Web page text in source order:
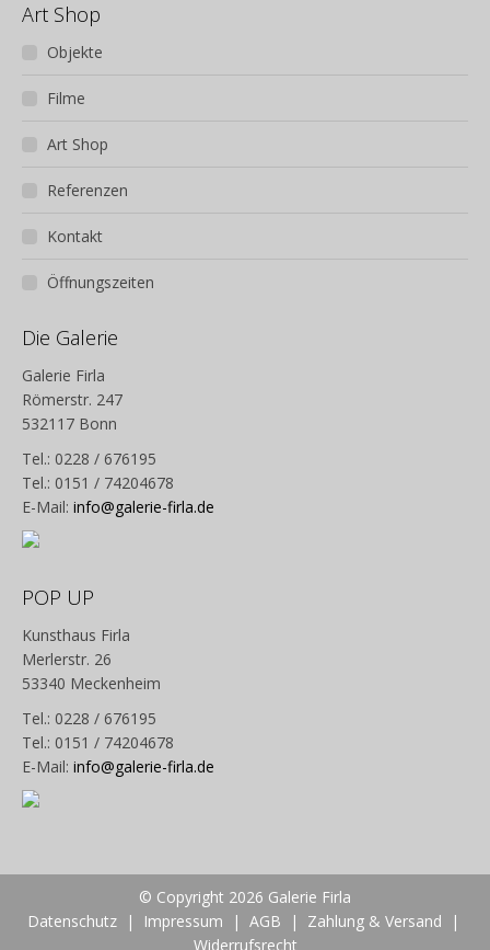
Art Shop
Objekte
Filme
Art Shop
Referenzen
Kontakt
Öffnungszeiten
Die Galerie
Galerie Firla
Römerstr. 247
532117 Bonn
Tel.: 0228 / 676195
Tel.: 0151 / 74204678
E-Mail: info@galerie-firla.de
POP UP
Kunsthaus Firla
Merlerstr. 26
53340 Meckenheim
Tel.: 0228 / 676195
Tel.: 0151 / 74204678
E-Mail: info@galerie-firla.de
© Copyright 2026 Galerie Firla
Datenschutz| Impressum | AGB | Zahlung & Versand |
Widerrufsrecht